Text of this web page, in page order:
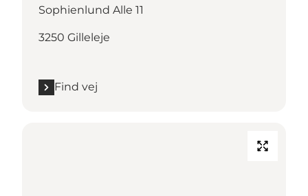
Sophienlund Alle 11
3250 Gilleleje
Find vej